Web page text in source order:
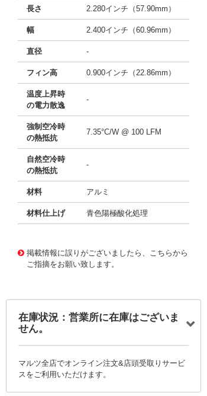
長さ 2.280インチ（57.90mm）
幅 2.400インチ（60.96mm）
直径 -
フィン高 0.900インチ（22.86mm）
温度上昇時
の電力散逸
-
強制空冷時
の熱抵抗
7.35°C/W @ 100 LFM
自然空冷時
の熱抵抗
-
材料 アルミ
材料仕上げ 青色陽極酸化処理
掲載情報に誤りがございましたら、こちらから
ご指摘をお願い致します。
在庫状況：営業所に在庫はございま
せん。
マルツ全店でオンライン注文&店頭受取りサービ
スをご利用いただけます。